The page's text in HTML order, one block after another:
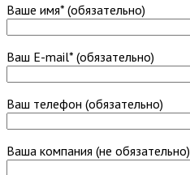
Ваше имя* (обязательно)
Ваш E-mail* (обязательно)
Ваш телефон (обязательно)
Ваша компания (не обязательно)